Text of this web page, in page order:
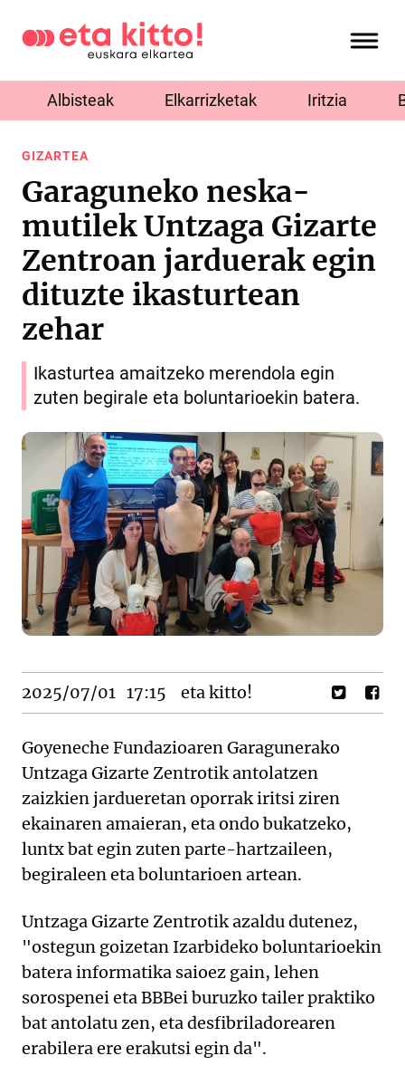
Albisteak Elkarrizketak Iritzia
GIZARTEA
Garaguneko neska-
mutilek Untzaga Gizarte
Zentroan jarduerak egin
dituzte ikasturtean
zehar
Ikasturtea amaitzeko merendola egin
zuten begirale eta boluntarioekin batera.
2025/07/01 17:15 eta kitto!
Goyeneche Fundazioaren Garagunerako
Untzaga Gizarte Zentrotik antolatzen
zaizkien jardueretan oporrak iritsi ziren
ekainaren amaieran, eta ondo bukatzeko,
luntx bat egin zuten parte-hartzaileen,
begiraleen eta boluntarioen artean.
Untzaga Gizarte Zentrotik azaldu dutenez,
"ostegun goizetan Izarbideko boluntarioekin
batera informatika saioez gain, lehen
sorospenei eta BBBei buruzko tailer praktiko
bat antolatu zen, eta desfibriladorearen
erabilera ere erakutsi egin da".